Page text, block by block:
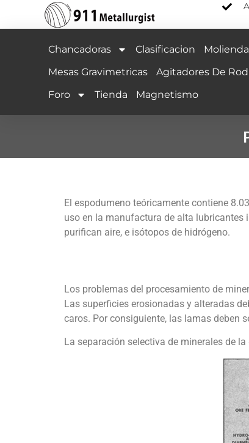
Chancadoras Clasificacion Molienda
Mesas Gravimetricas
Agitadores De
Foro
Tienda Magnetismo
El espodumeno teóricamente contiene
uso en la manufactura de alta lubricantes
purifican aire, e isótopos de hidrógeno.
Los problemas del procesamiento de
Las superficies erosionadas y alteradas
caros. Por consiguiente, las lamas deben
La separación selectiva de minerales de